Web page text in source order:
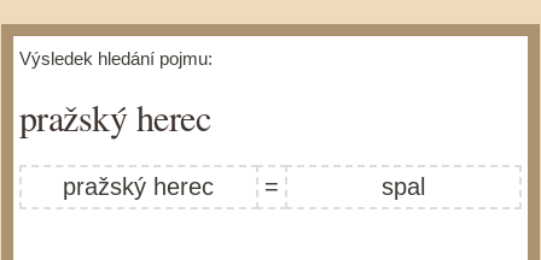
Výsledek hledání pojmu:
pražský herec
pražský herec = spal